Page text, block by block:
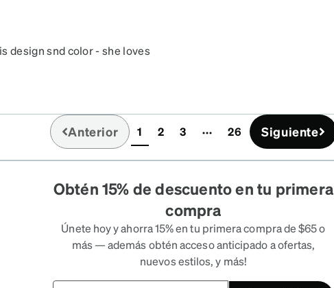
design snd color - she loves
Anterior 1(current)
2 3 26 Siguiente
Obtén 15% de descuento en tu primera
compra
Únete hoy y ahorra 15% en tu primera compra de $65 o
más — además obtén acceso anticipado a ofertas,
nuevos estilos, y más!